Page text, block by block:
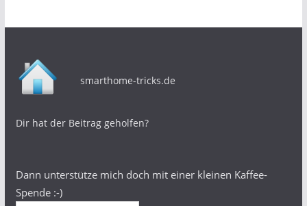
smarthome-tricks.de
Dir hat der Beitrag geholfen?
Dann unterstütze mich doch mit einer kleinen Kaffee-
Spende :-)